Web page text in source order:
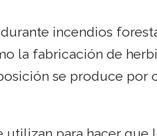
incendios
la fabricación de
se produce por